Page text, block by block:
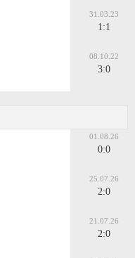
31.03.23
1:1
08.10.22
3:0
01.08.26
0:0
25.07.26
2:0
21.07.26
2:0